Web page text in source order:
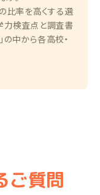
比率を高くする選
力検査点と調査書
の中から各高校・
ご質問